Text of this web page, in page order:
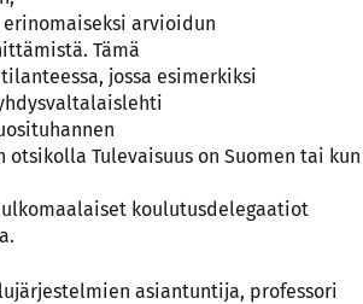
arvioidun
Tämä
jossa esimerkiksi
Tulevaisuus on Suomen tai kun
koulutusdelegaatiot
asiantuntija, professori